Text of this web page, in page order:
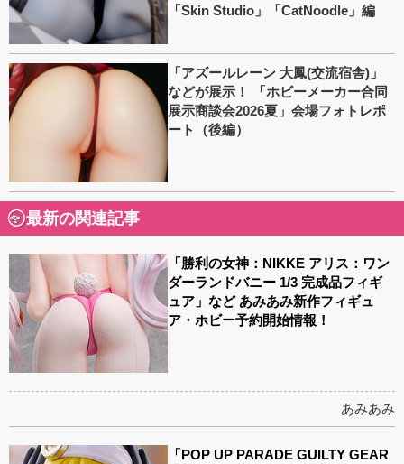
「Skin Studio」「CatNoodle」編
「アズールレーン 大鳳(交流宿舎)」
などが展示！ 「ホビーメーカー合同
展示商談会2026夏」会場フォトレポ
ート（後編）
最新の関連記事
「勝利の女神：NIKKE アリス：ワン
ダーランドバニー 1/3 完成品フィギ
ュア」など あみあみ新作フィギュ
ア・ホビー予約開始情報！
あみあみ
「POP UP PARADE GUILTY GEAR